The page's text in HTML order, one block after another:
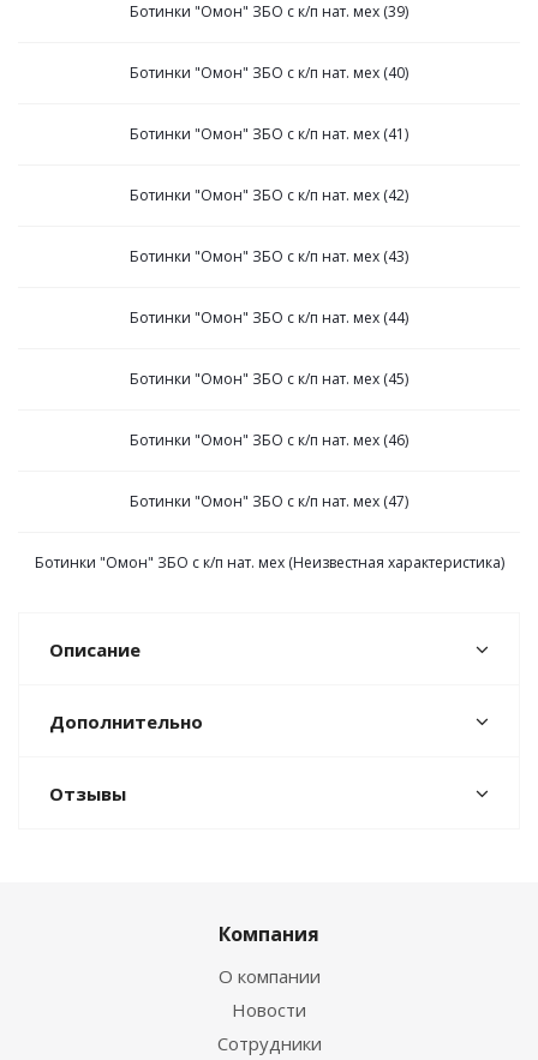
Ботинки "Омон" ЗБО с к/п нат. мех (39)
Ботинки "Омон" ЗБО с к/п нат. мех (40)
Ботинки "Омон" ЗБО с к/п нат. мех (41)
Ботинки "Омон" ЗБО с к/п нат. мех (42)
Ботинки "Омон" ЗБО с к/п нат. мех (43)
Ботинки "Омон" ЗБО с к/п нат. мех (44)
Ботинки "Омон" ЗБО с к/п нат. мех (45)
Ботинки "Омон" ЗБО с к/п нат. мех (46)
Ботинки "Омон" ЗБО с к/п нат. мех (47)
Ботинки "Омон" ЗБО с к/п нат. мех (Неизвестная характеристика)
Описание
Дополнительно
Отзывы
Компания
О компании
Новости
Сотрудники